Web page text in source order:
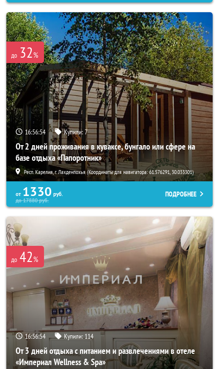
до 32%
16:56:52 Купили:7
От 2 дней проживания в куваксе, бунгало или сфере на
базе отдыха «Папоротник»
Респ. Карелия, г. Лахденпохья (Координаты для навигатора: 61.576291, 30.033301)
от 1330 руб.
до17880руб.
ПОДРОБНЕЕ
до 42%
16:56:52 Купили:114
От 3 дней отдыха с питанием и развлечениями в отеле
«Империал Wellness & Spa»